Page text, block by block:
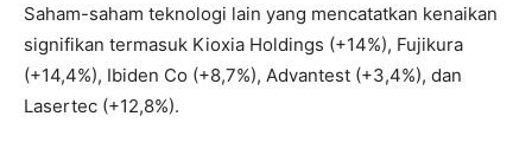
Saham-saham teknologi lain yang mencatatkan kenaikan
signifikan termasuk Kioxia Holdings (+14%), Fujikura
(+14,4%), Ibiden Co (+8,7%), Advantest (+3,4%), dan
Lasertec (+12,8%).